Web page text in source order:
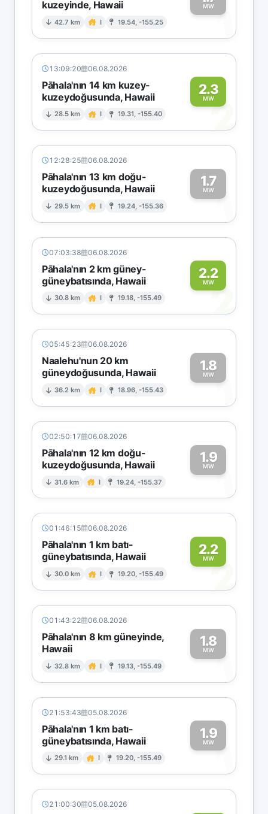
kuzeyinde, Hawaii
42.7 km I 19.54, -155.25
MW1
13:09:20 06.08.2026
Pāhala'nın 14 km kuzey-
kuzeydoğusunda, Hawaii
28.5 km I 19.31, -155.40
2.3
MW2
12:28:25 06.08.2026
Pāhala'nın 13 km doğu-
kuzeydoğusunda, Hawaii
29.5 km I 19.24, -155.36
1.7
MW1
07:03:38 06.08.2026
Pāhala'nın 2 km güney-
güneybatısında, Hawaii
30.8 km I 19.18, -155.49
2.2
MW2
05:45:23 06.08.2026
Naalehu'nun 20 km
güneydoğusunda, Hawaii
36.2 km I 18.96, -155.43
1.8
MW1
02:50:17 06.08.2026
Pāhala'nın 12 km doğu-
kuzeydoğusunda, Hawaii
31.6 km I 19.24, -155.37
1.9
MW1
01:46:15 06.08.2026
Pāhala'nın 1 km batı-
güneybatısında, Hawaii
30.0 km I 19.20, -155.49
2.2
MW2
01:43:22 06.08.2026
Pāhala'nın 8 km güneyinde,
Hawaii
32.8 km I 19.13, -155.49
1.8
MW1
21:53:43 05.08.2026
Pāhala'nın 1 km batı-
güneybatısında, Hawaii
29.1 km I 19.20, -155.49
1.9
MW1
21:00:30 05.08.2026